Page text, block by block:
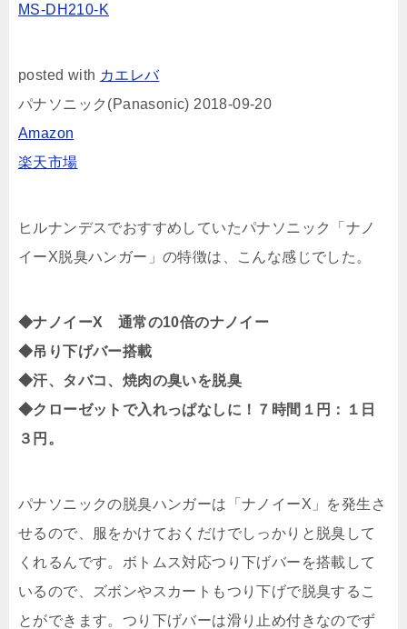
MS-DH210-K
posted with カエレバ
パナソニック(Panasonic) 2018-09-20
Amazon
楽天市場
ヒルナンデスでおすすめしていたパナソニック「ナノ
イーX脱臭ハンガー」の特徴は、こんな感じでした。
◆ナノイーX 通常の10倍のナノイー
◆吊り下げバー搭載
◆汗、タバコ、焼肉の臭いを脱臭
◆クローゼットで入れっぱなしに！７時間１円：１日
３円。
パナソニックの脱臭ハンガーは「ナノイーX」を発生さ
せるので、服をかけておくだけでしっかりと脱臭して
くれるんです。ボトムス対応つり下げバーを搭載して
いるので、ズボンやスカートもつり下げで脱臭するこ
とができます。つり下げバーは滑り止め付きなのでず